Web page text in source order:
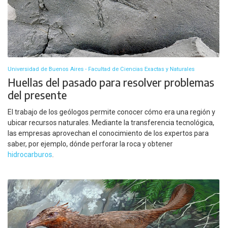
Universidad de Buenos Aires - Facultad de Ciencias Exactas y Naturales
Huellas del pasado para resolver problemas
del presente
El trabajo de los geólogos permite conocer cómo era una región y
ubicar recursos naturales. Mediante la transferencia tecnológica,
las empresas aprovechan el conocimiento de los expertos para
saber, por ejemplo, dónde perforar la roca y obtener
hidrocarburos